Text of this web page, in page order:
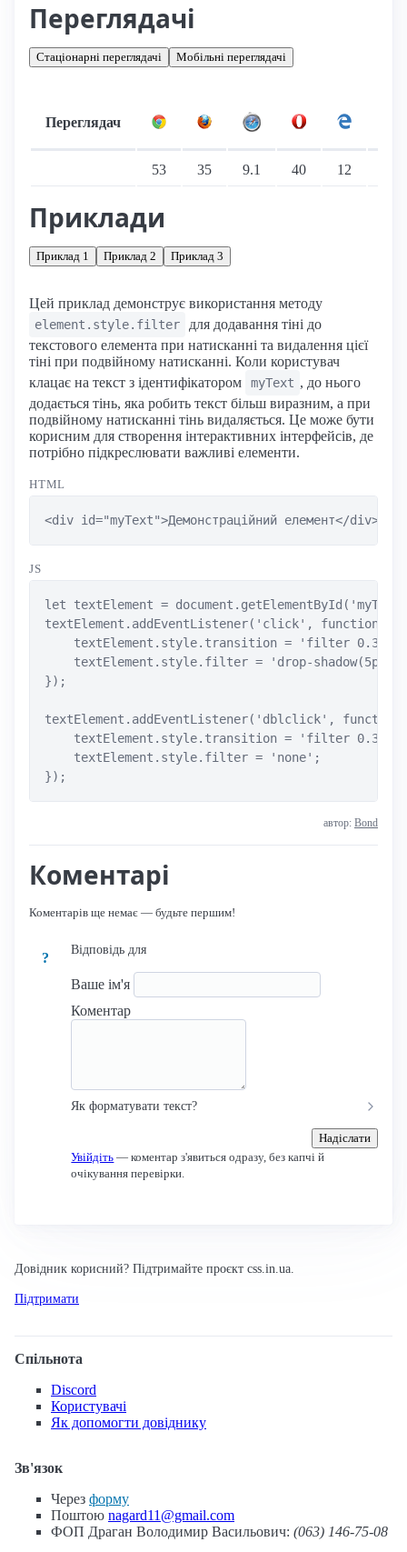
Переглядачі
Стаціонарні переглядачі Мобільні переглядачі
Переглядач
53 35 9.1 40 12
Приклади
Приклад 1 Приклад 2 Приклад 3
Цей приклад демонструє використання методу
element.style.filter
для додавання тіні до
текстового елемента при натисканні та видалення цієї
тіні при подвійному натисканні. Коли користувач
клацає на текст з ідентифікатором
myText , до нього
додається тінь, яка робить текст більш виразним, а при
подвійному натисканні тінь видаляється. Це може бути
корисним для створення інтерактивних інтерфейсів, де
потрібно підкреслювати важливі елементи.
HTML
<div id="myText">Демонстраційний елемент</div>
JS
let textElement =
textElement.addEventListener('click', function() {
textElement.style.transition = 'filter 0.3s
textElement.style.filter = 'drop-shadow(5px
});
textElement.addEventListener('dblclick',
textElement.style.transition = 'filter 0.3s
    textElement.style.filter = 'none';
});
автор: Bond
Коментарі
Коментарів ще немає — будьте першим!
?
Відповідь для
Ваше ім'я
Коментар
Як форматувати текст?
Надіслати
Увійдіть — коментар з'явиться одразу, без капчі й
очікування перевірки.
Довідник корисний? Підтримайте проєкт css.in.ua.
Підтримати
Спільнота
Discord
Користувачі
Як допомогти довіднику
Зв'язок
Через форму
Поштою nagard11@gmail.com
ФОП Драган Володимир Васильович: (063) 146-75-08